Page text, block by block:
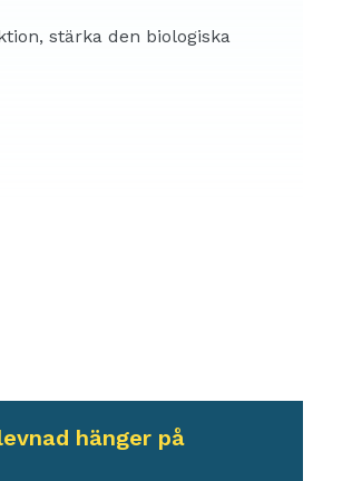
stärka den biologiska
hänger på